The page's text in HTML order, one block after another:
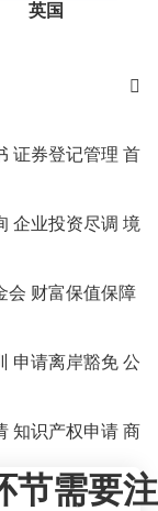
英国

证券登记管理 首
企业投资尽调 境
会 财富保值保障
申请离岸豁免 公
知识产权申请 商
节需要注